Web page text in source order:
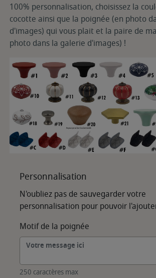
100% personnalisation, choisissez la
cocotte ainsi que la poignée (en photo
d'images) qui vous plait et la paire de
photo dans la galerie d'images) !
Personnalisation
N'oubliez pas de sauvegarder votre
personnalisation pour pouvoir
Motif de la poignée
250 caractères max